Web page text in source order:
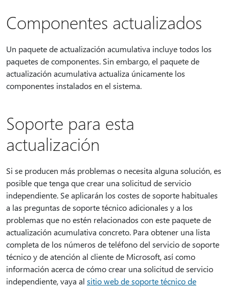
Componentes actualizados
Un paquete de actualización acumulativa incluye todos los
paquetes de componentes. Sin embargo, el paquete de
actualización acumulativa actualiza únicamente los
componentes instalados en el sistema.
Soporte para esta
actualización
Si se producen más problemas o necesita alguna solución, es
posible que tenga que crear una solicitud de servicio
independiente. Se aplicarán los costes de soporte habituales
a las preguntas de soporte técnico adicionales y a los
problemas que no estén relacionados con este paquete de
actualización acumulativa concreto. Para obtener una lista
completa de los números de teléfono del servicio de soporte
técnico y de atención al cliente de Microsoft, así como
información acerca de cómo crear una solicitud de servicio
independiente, vaya al sitio web de soporte técnico de